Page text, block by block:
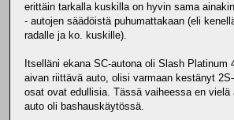
erittäin tarkalla kuskilla on hyvin sama
- autojen säädöistä puhumattakaan (eli
radalle ja ko. kuskille).
Itselläni ekana SC-autona oli Slash Platinum
aivan riittävä auto, olisi varmaan kestänyt
osat ovat edullisia. Tässä vaiheessa en vielä
auto oli bashauskäytössä.